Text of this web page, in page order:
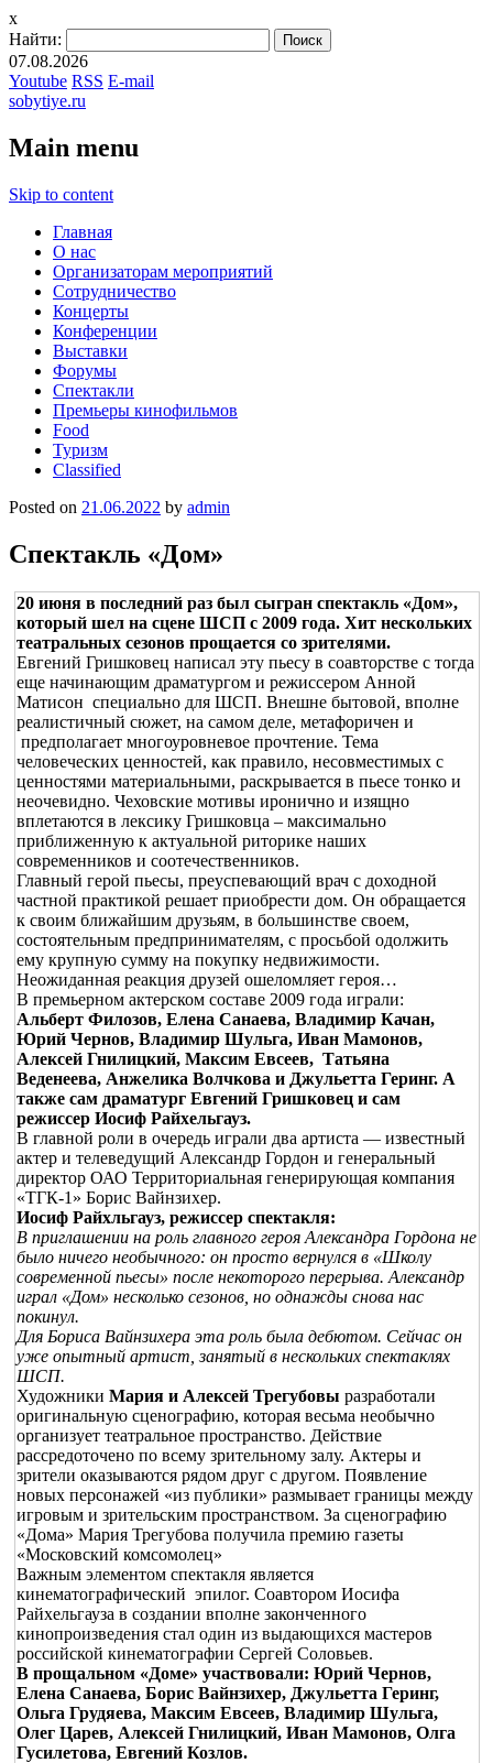
x
Найти:
07.08.2026
Youtube RSS E-mail
sobytiye.ru
Main menu
Skip to content
Главная
О нас
Организаторам мероприятий
Сотрудничество
Концерты
Конференции
Выставки
Форумы
Спектакли
Премьеры кинофильмов
Food
Туризм
Сlassified
Posted on 21.06.2022 by admin
Спектакль «Дом»
20 июня в последний раз был сыгран спектакль «Дом»,
который шел на сцене ШСП с 2009 года. Хит нескольких
театральных сезонов прощается со зрителями.
Евгений Гришковец написал эту пьесу в соавторстве с тогда
еще начинающим драматургом и режиссером Анной
Матисон специально для ШСП. Внешне бытовой, вполне
реалистичный сюжет, на самом деле, метафоричен и
предполагает многоуровневое прочтение. Тема
человеческих ценностей, как правило, несовместимых с
ценностями материальными, раскрывается в пьесе тонко и
неочевидно. Чеховские мотивы иронично и изящно
вплетаются в лексику Гришковца – максимально
приближенную к актуальной риторике наших
современников и соотечественников.
Главный герой пьесы, преуспевающий врач с доходной
частной практикой решает приобрести дом. Он обращается
к своим ближайшим друзьям, в большинстве своем,
состоятельным предпринимателям, с просьбой одолжить
ему крупную сумму на покупку недвижимости.
Неожиданная реакция друзей ошеломляет героя…
В премьерном актерском составе 2009 года играли:
Альберт Филозов, Елена Санаева, Владимир Качан,
Юрий Чернов, Владимир Шульга, Иван Мамонов,
Алексей Гнилицкий, Максим Евсеев, Татьяна
Веденеева, Анжелика Волчкова и Джульетта Геринг. А
также сам драматург Евгений Гришковец и сам
режиссер Иосиф Райхельгауз.
В главной роли в очередь играли два артиста — известный
актер и телеведущий Александр Гордон и генеральный
директор ОАО Территориальная генерирующая компания
«ТГК-1» Борис Вайнзихер.
Иосиф Райхльгауз, режиссер спектакля:
В приглашении на роль главного героя Александра Гордона не
было ничего необычного: он просто вернулся в «Школу
современной пьесы» после некоторого перерыва. Александр
играл «Дом» несколько сезонов, но однажды снова нас
покинул.
Для Бориса Вайнзихера эта роль была дебютом. Сейчас он
уже опытный артист, занятый в нескольких спектаклях
ШСП.
Художники Мария и Алексей Трегубовы разработали
оригинальную сценографию, которая весьма необычно
организует театральное пространство. Действие
рассредоточено по всему зрительному залу. Актеры и
зрители оказываются рядом друг с другом. Появление
новых персонажей «из публики» размывает границы между
игровым и зрительским пространством. За сценографию
«Дома» Мария Трегубова получила премию газеты
«Московский комсомолец»
Важным элементом спектакля является
кинематографический эпилог. Соавтором Иосифа
Райхельгауза в создании вполне законченного
кинопроизведения стал один из выдающихся мастеров
российской кинематографии Сергей Соловьев.
В прощальном «Доме» участвовали: Юрий Чернов,
Елена Санаева, Борис Вайнзихер, Джульетта Геринг,
Ольга Грудяева, Максим Евсеев, Владимир Шульга,
Олег Царев, Алексей Гнилицкий, Иван Мамонов, Олга
Гусилетова, Евгений Козлов.